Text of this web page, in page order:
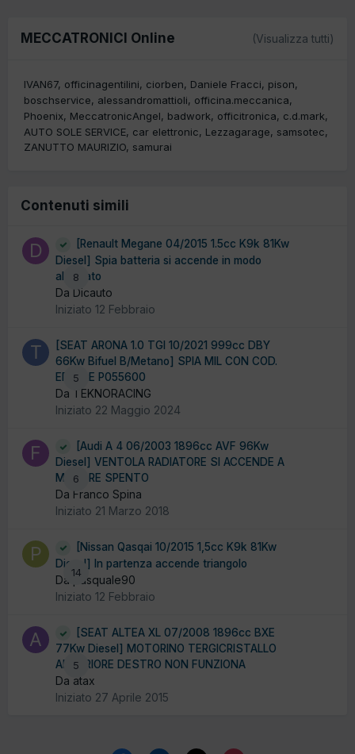
MECCATRONICI Online (Visualizza tutti)
IVAN67 officinagentilini ciorben Daniele Fracci
pison
boschservice
alessandromattioli
officina.meccanica
Phoenix
MeccatronicAngel badwork officitronica
c.d.mark
AUTO SOLE SERVICE car elettronic Lezzagarage
samsotec
ZANUTTO MAURIZIO samurai
Contenuti simili
8
[Renault Megane 04/2015 1.5cc K9k 81Kw
Diesel] Spia batteria si accende in modo
alternato
Da Dicauto
Iniziato 12 Febbraio
5
[SEAT ARONA 1.0 TGI 10/2021 999cc DBY
66Kw Bifuel B/Metano] SPIA MIL CON COD.
ERRORE P055600
Da TEKNORACING
Iniziato 22 Maggio 2024
6
[Audi A 4 06/2003 1896cc AVF 96Kw
Diesel] VENTOLA RADIATORE SI ACCENDE A
MOTORE SPENTO
Da Franco Spina
Iniziato 21 Marzo 2018
14
[Nissan Qasqai 10/2015 1,5cc K9k 81Kw
Diesel] In partenza accende triangolo
Da pasquale90
Iniziato 12 Febbraio
5
[SEAT ALTEA XL 07/2008 1896cc BXE
77Kw Diesel] MOTORINO TERGICRISTALLO
ANTERIORE DESTRO NON FUNZIONA
Da atax
Iniziato 27 Aprile 2015